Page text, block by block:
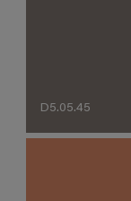
D5.05.45